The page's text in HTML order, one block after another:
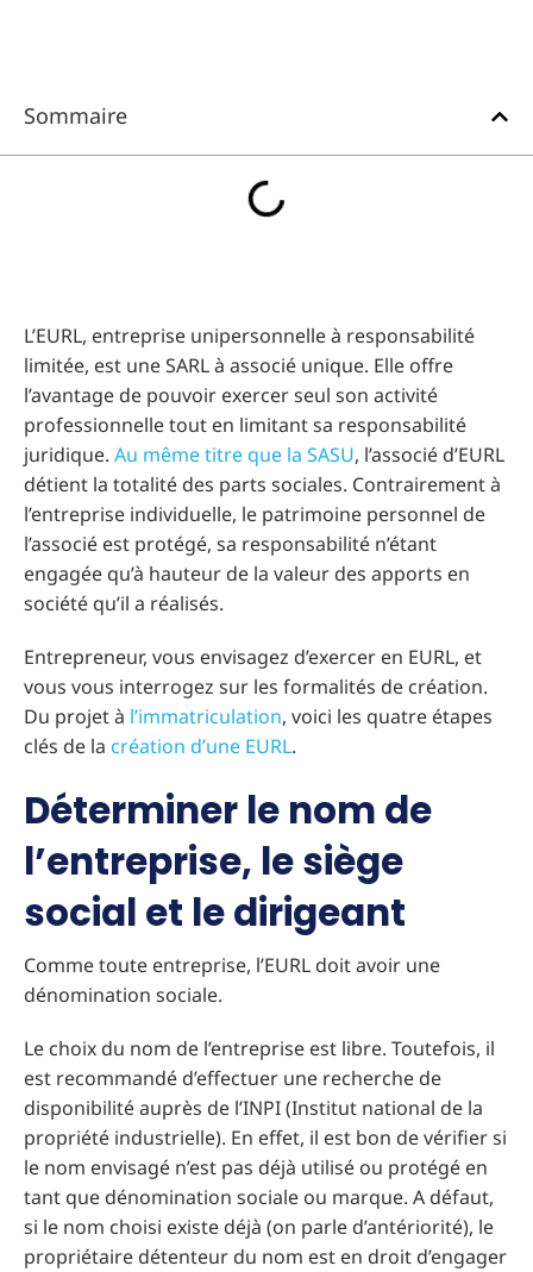
Sommaire
L’EURL, entreprise unipersonnelle à responsabilité
limitée, est une SARL à associé unique. Elle offre
l’avantage de pouvoir exercer seul son activité
professionnelle tout en limitant sa responsabilité
juridique. Au même titre que la SASU, l’associé d’EURL
détient la totalité des parts sociales. Contrairement à
l’entreprise individuelle, le patrimoine personnel de
l’associé est protégé, sa responsabilité n’étant
engagée qu’à hauteur de la valeur des apports en
société qu’il a réalisés.
Entrepreneur, vous envisagez d’exercer en EURL, et
vous vous interrogez sur les formalités de création.
Du projet à l’immatriculation, voici les quatre étapes
clés de la création d’une EURL.
Déterminer le nom de
l’entreprise, le siège
social et le dirigeant
Comme toute entreprise, l’EURL doit avoir une
dénomination sociale.
Le choix du nom de l’entreprise est libre. Toutefois, il
est recommandé d’effectuer une recherche de
disponibilité auprès de l’INPI (Institut national de la
propriété industrielle). En effet, il est bon de vérifier si
le nom envisagé n’est pas déjà utilisé ou protégé en
tant que dénomination sociale ou marque. A défaut,
si le nom choisi existe déjà (on parle d’antériorité), le
propriétaire détenteur du nom est en droit d’engager